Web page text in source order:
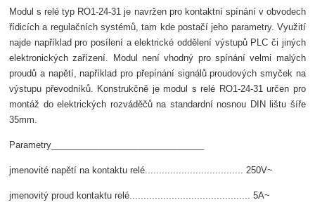
Modul s relé typ RO1-24-31 je navržen pro kontaktní spínání v obvodech
řídicích a regulačních systémů, tam kde postačí jeho parametry. Využití
najde například pro posílení a elektrické oddělení výstupů PLC či jiných
elektronických zařízení. Modul není vhodný pro spínání velmi malých
proudů a napětí, například pro přepínání signálů proudových smyček na
výstupu převodníků. Konstrukčně je modul s relé RO1-24-31 určen pro
montáž do elektrických rozváděčů na standardní nosnou DIN lištu šíře
35mm.
Parametry_______________________________
jmenovité napětí na kontaktu relé................................... 250V~
jmenovitý proud kontaktu relé........................................... 5A~